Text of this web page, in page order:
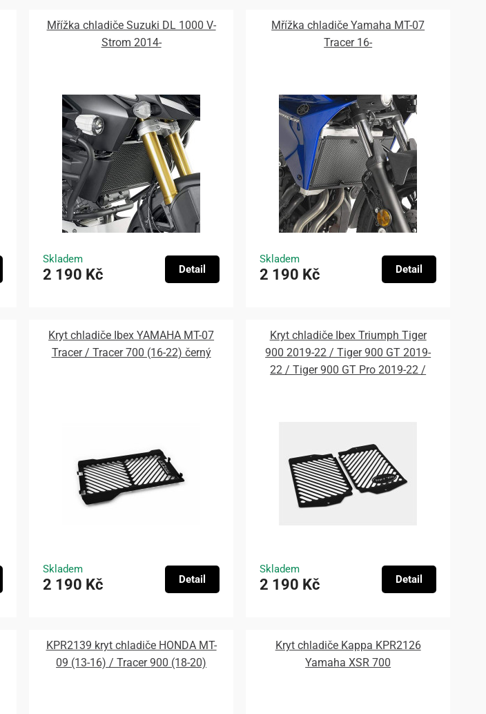
Mřížka chladiče Suzuki DL 1000 V-
Strom 2014-
Skladem
2 190 Kč Detail
Mřížka chladiče Yamaha MT-07
Tracer 16-
Skladem
2 190 Kč Detail
Kryt chladiče Ibex YAMAHA MT-07
Tracer / Tracer 700 (16-22) černý
Skladem
2 190 Kč Detail
Kryt chladiče Ibex Triumph Tiger
900 2019-22 / Tiger 900 GT 2019-
22 / Tiger 900 GT Pro 2019-22 /
Skladem
2 190 Kč Detail
KPR2139 kryt chladiče HONDA MT-
09 (13-16) / Tracer 900 (18-20)
Kryt chladiče Kappa KPR2126
Yamaha XSR 700